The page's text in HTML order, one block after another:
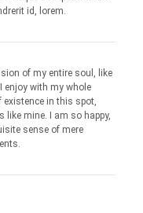
id, lorem.
of my entire soul, like
enjoy with my whole
existence in this spot,
mine. I am so happy,
sense of mere